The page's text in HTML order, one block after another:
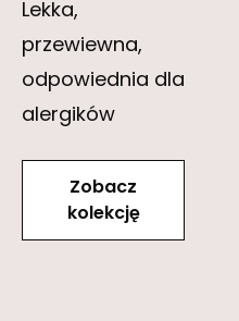
Lekka,
przewiewna,
odpowiednia dla
alergików
Zobacz
kolekcję